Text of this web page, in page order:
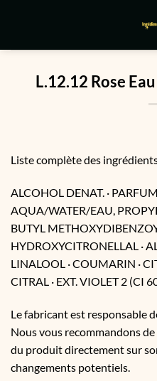
L.12.12 Rose
Liste complète des
ALCOHOL DENAT. ·
AQUA/WATER/EAU,
BUTYL
HYDROXYCITRONELLAL ·
LINALOOL · COUMARIN ·
CITRAL · EXT. VIOLET 2 (CI
Le fabricant est responsable
Nous vous recommandons
du produit directement sur
changements potentiels.